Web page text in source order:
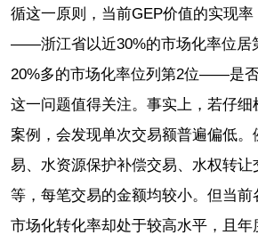
循这一原则，当前GEP价值的实现率
——浙江省以近30%的市场化率位居
20%多的市场化率位列第2位——是
这一问题值得关注。事实上，若仔细
案例，会发现单次交易额普遍偏低。
易、水资源保护补偿交易、水权转让
等，每笔交易的金额均较小。但当前
市场化转化率却处于较高水平，且年